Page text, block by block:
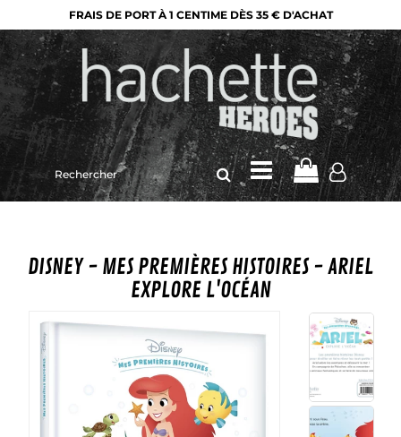
FRAIS DE PORT À 1 CENTIME DÈS 35 € D'ACHAT
Rechercher
sur
le
DISNEY - MES PREMIÈRES HISTOIRES - ARIEL
EXPLORE L'OCÉAN